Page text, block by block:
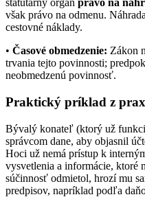
štatutárny orgán právo na
však právo na odmenu.
cestovné náklady.
• Časové obmedzenie: Zákon
trvania tejto povinnosti;
neobmedzenú povinnosť.
Praktický príklad z
Bývalý konateľ (ktorý už
správcom dane, aby objasnil
Hoci už nemá prístup k
vysvetlenia a informácie, ktoré
súčinnosť odmietol, hrozí mu
predpisov, napríklad podľa